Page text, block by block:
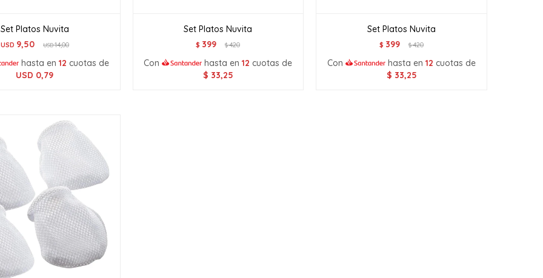
Set Platos Nuvita
USD 9,50 USD14,00
hasta en 12 cuotas de
USD 0,79
Set Platos Nuvita
$ 399 $420
Con hasta en12 cuotas de
$ 33,25
Set Platos Nuvita
$ 399 $420
Con hasta en12 cuotas de
$ 33,25